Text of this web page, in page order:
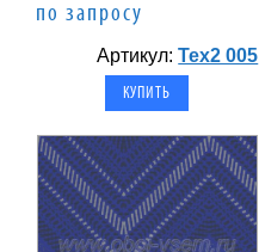
по запросу
Артикул:Tex2 005